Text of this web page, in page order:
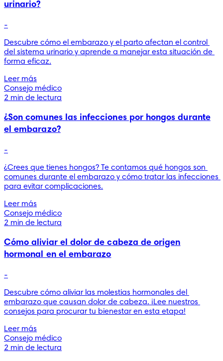
urinario?
-
Descubre cómo el embarazo y el parto afectan el control
del sistema urinario y aprende a manejar esta situación de
forma eficaz.
Leer más
Consejo médico
2 min de lectura
¿Son comunes las infecciones por hongos durante
el embarazo?
-
¿Crees que tienes hongos? Te contamos qué hongos son
comunes durante el embarazo y cómo tratar las infecciones
para evitar complicaciones.
Leer más
Consejo médico
2 min de lectura
Cómo aliviar el dolor de cabeza de origen
hormonal en el embarazo
-
Descubre cómo aliviar las molestias hormonales del
embarazo que causan dolor de cabeza. ¡Lee nuestros
consejos para procurar tu bienestar en esta etapa!
Leer más
Consejo médico
2 min de lectura